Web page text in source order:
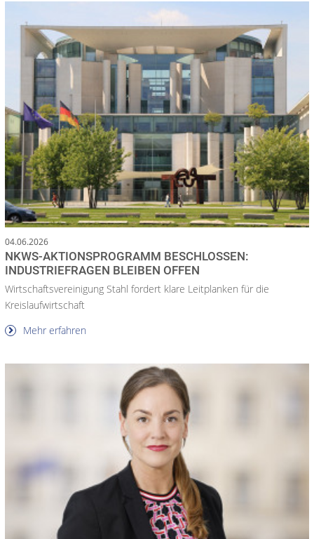
04.06.2026
NKWS-AKTIONSPROGRAMM BESCHLOSSEN:
INDUSTRIEFRAGEN BLEIBEN OFFEN
Wirtschaftsvereinigung Stahl fordert klare Leitplanken für die
Kreislaufwirtschaft
Mehr erfahren